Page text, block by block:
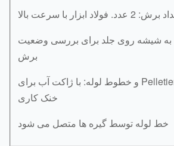
با سرعت بالا
شیشه روی جلد برای بررسی وضعیت
پوشش Pelletier و خطوط لوله: با ژاکت آب برای
خنک کاری
لوله توسط گیره ها متصل می شود